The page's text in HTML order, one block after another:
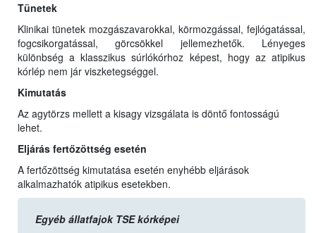
Tünetek
Klinikai tünetek mozgászavarokkal, körmozgással, fejlógatással,
fogcsikorgatással, görcsökkel jellemezhetők. Lényeges
különbség a klasszikus súrlókórhoz képest, hogy az atipikus
kórlép nem jár viszketegséggel.
Kimutatás
Az agytörzs mellett a kisagy vizsgálata is döntő fontosságú
lehet.
Eljárás fertőzöttség esetén
A fertőzöttség kimutatása esetén enyhébb eljárások
alkalmazhatók atipikus esetekben.
Egyéb állatfajok TSE kórképei